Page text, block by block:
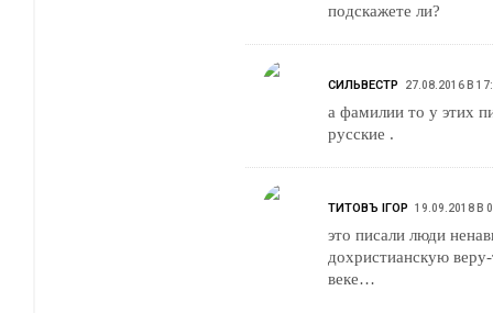
подскажете ли?
СИЛЬВЕСТР 27.08.2016 В
а фамилии то у этих
русские .
ТИТОВЪ IГОР 19.09.2018 В
это писали люди
дохристианскую
веке…